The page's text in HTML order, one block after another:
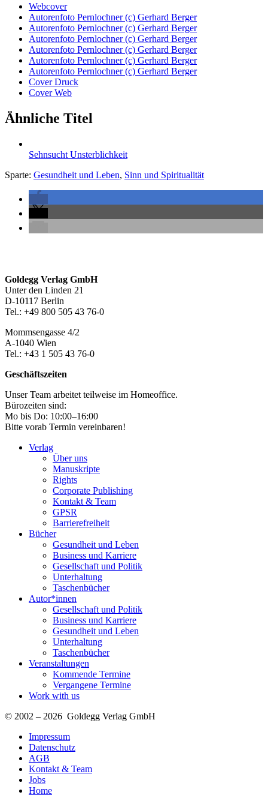
Webcover
Autorenfoto Pernlochner (c) Gerhard Berger
Autorenfoto Pernlochner (c) Gerhard Berger
Autorenfoto Pernlochner (c) Gerhard Berger
Autorenfoto Pernlochner (c) Gerhard Berger
Autorenfoto Pernlochner (c) Gerhard Berger
Autorenfoto Pernlochner (c) Gerhard Berger
Cover Druck
Cover Web
Ähnliche Titel
Sehnsucht Unsterblichkeit
Sparte: Gesundheit und Leben, Sinn und Spiritualität
Footer-
Section
Goldegg Verlag GmbH
Unter den Linden 21
D-10117 Berlin
Tel.: +49 800 505 43 76-0
Mommsengasse 4/2
A-1040 Wien
Tel.: +43 1 505 43 76-0
Geschäftszeiten
Unser Team arbeitet teilweise im Homeoffice.
Bürozeiten sind:
Mo bis Do: 10:00–16:00
Bitte vorab Termin vereinbaren!
Verlag
Über uns
Manuskripte
Rights
Corporate Publishing
Kontakt & Team
GPSR
Barrierefreiheit
Bücher
Gesundheit und Leben
Business und Karriere
Gesellschaft und Politik
Unterhaltung
Taschenbücher
Autor*innen
Gesellschaft und Politik
Business und Karriere
Gesundheit und Leben
Unterhaltung
Taschenbücher
Veranstaltungen
Kommende Termine
Vergangene Termine
Work with us
© 2002 – 2026 Goldegg Verlag GmbH
Impressum
Datenschutz
AGB
Kontakt & Team
Jobs
Home